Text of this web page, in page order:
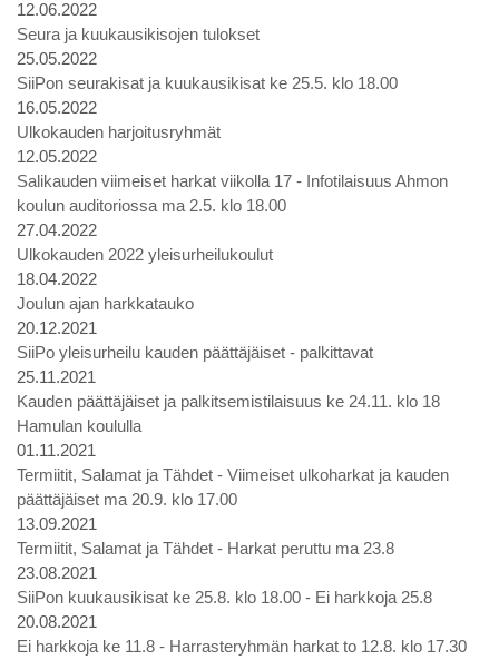
12.06.2022
Seura ja kuukausikisojen tulokset
25.05.2022
SiiPon seurakisat ja kuukausikisat ke 25.5. klo 18.00
16.05.2022
Ulkokauden harjoitusryhmät
12.05.2022
Salikauden viimeiset harkat viikolla 17 - Infotilaisuus Ahmon
koulun auditoriossa ma 2.5. klo 18.00
27.04.2022
Ulkokauden 2022 yleisurheilukoulut
18.04.2022
Joulun ajan harkkatauko
20.12.2021
SiiPo yleisurheilu kauden päättäjäiset - palkittavat
25.11.2021
Kauden päättäjäiset ja palkitsemistilaisuus ke 24.11. klo 18
Hamulan koululla
01.11.2021
Termiitit, Salamat ja Tähdet - Viimeiset ulkoharkat ja kauden
päättäjäiset ma 20.9. klo 17.00
13.09.2021
Termiitit, Salamat ja Tähdet - Harkat peruttu ma 23.8
23.08.2021
SiiPon kuukausikisat ke 25.8. klo 18.00 - Ei harkkoja 25.8
20.08.2021
Ei harkkoja ke 11.8 - Harrasteryhmän harkat to 12.8. klo 17.30